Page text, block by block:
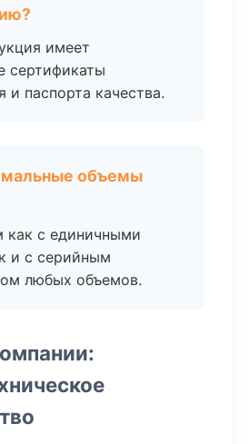
имеет
сертификаты
и паспорта качества.
объемы
как с единичными
и с серийным
любых объемов.